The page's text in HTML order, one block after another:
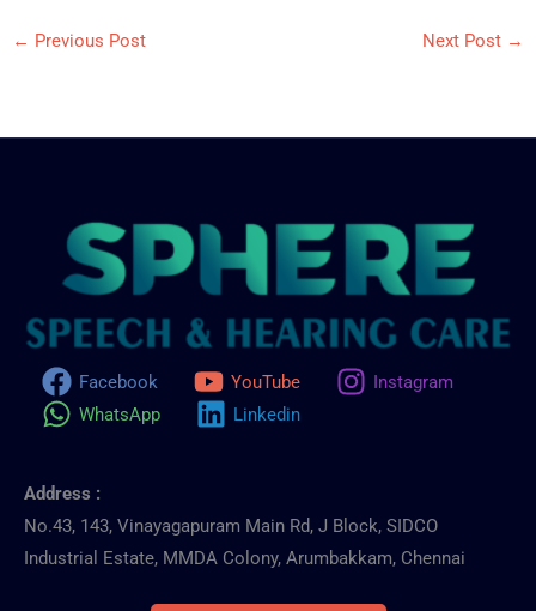
← Previous Post Next Post →
Facebook YouTube
Instagram
WhatsApp
Linkedin
Address :
No.43, 143, Vinayagapuram Main Rd, J Block, SIDCO
Industrial Estate, MMDA Colony, Arumbakkam, Chennai